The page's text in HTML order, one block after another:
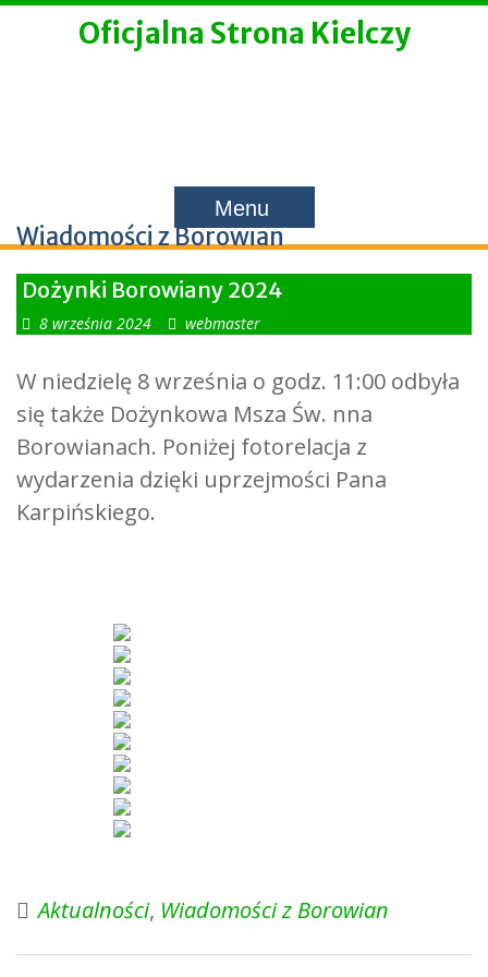
Skip
Oficjalna Strona Kielczy
Menu
Category:
Wiadomości z Borowian
Dożynki Borowiany 2024
8 września 2024 webmaster
W niedzielę 8 września o godz. 11:00 odbyła
się także Dożynkowa Msza Św. nna
Borowianach. Poniżej fotorelacja z
wydarzenia dzięki uprzejmości Pana
Karpińskiego.
Aktualności, Wiadomości z Borowian